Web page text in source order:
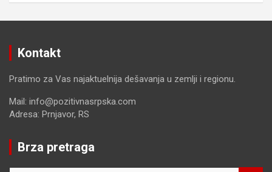
Kontakt
Pratimo za Vas najaktuelnija dešavanja u zemlji i regionu.
Mail: info@pozitivnasrpska.com
Adresa: Prnjavor, RS
Brza pretraga